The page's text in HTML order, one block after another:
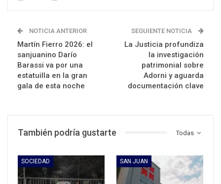
NOTICIA ANTERIOR
Martín Fierro 2026: el
sanjuanino Darío
Barassi va por una
estatuilla en la gran
gala de esta noche
SEGUIENTE NOTICIA
La Justicia profundiza
la investigación
patrimonial sobre
Adorni y aguarda
documentación clave
Todas
También podría gustarte
SOCIEDAD SAN JUAN